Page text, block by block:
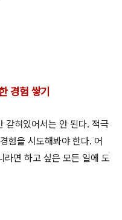
경험 쌓기
갇혀있어서는 안 된다. 적극
험을 시도해봐야 한다. 어
라면 하고 싶은 모든 일에 도